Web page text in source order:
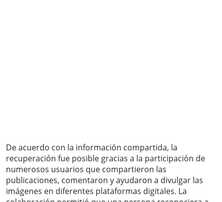
De acuerdo con la información compartida, la
recuperación fue posible gracias a la participación de
numerosos usuarios que compartieron las
publicaciones, comentaron y ayudaron a divulgar las
imágenes en diferentes plataformas digitales. La